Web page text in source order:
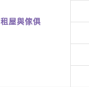
租屋與傢俱